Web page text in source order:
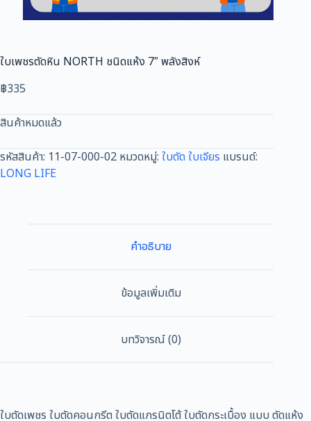
ใบเพชรตัดหิน NORTH ชนิดแห้ง 7″ พลังสิงห์
฿335
สินค้าหมดแล้ว
รหัสสินค้า: 11-07-000-02 หมวดหมู่: ใบตัด ใบเจียร แบรนด์:
LONG LIFE
คำอธิบาย
ข้อมูลเพิ่มเติม
บทวิจารณ์ (0)
ใบตัดเพชร ใบตัดคอนกรีต ใบตัดแกรนิตโต้ ใบตัดกระเบื้อง แบบ ตัดแห้ง